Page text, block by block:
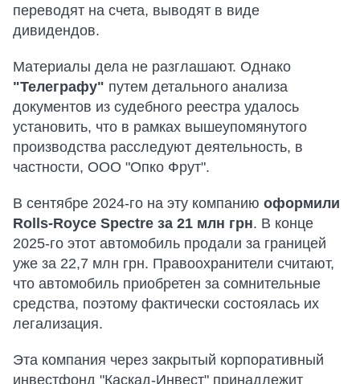
переводят на счета, выводят в виде
дивидендов.
Материалы дела не разглашают. Однако
"Телеграфу" путем детального анализа
документов из судебного реестра удалось
установить, что в рамках вышеупомянутого
производства расследуют деятельность, в
частности, ООО "Опко Фрут".
В сентябре 2024-го на эту компанию оформили
Rolls-Royce Spectre за 21 млн грн. В конце
2025-го этот автомобиль продали за границей
уже за 22,7 млн грн. Правоохранители считают,
что автомобиль приобретен за сомнительные
средства, поэтому фактически состоялась их
легализация.
Эта компания через закрытый корпоративный
инвестфонд "Каскад-Инвест" принадлежит